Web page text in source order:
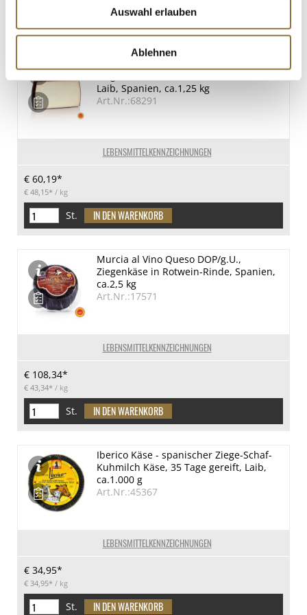
Auswahl erlauben
Ablehnen
LEBENSMITTELKENNZEICHNUNGEN
Laib, Spanien, ca.1,25 kg
Art.Nr.:68291
€ 60,19*
€ 48,15* / kg
St.
LEBENSMITTELKENNZEICHNUNGEN
Murcia al Vino Queso DOP/g.U.,
Ziegenkäse in Rotwein-Rinde, Spanien,
ca.2,5 kg
Art.Nr.:17571
€ 108,34*
€ 43,34* / kg
St.
LEBENSMITTELKENNZEICHNUNGEN
Iberico Käse - spanischer Ziege-Schaf-
Kuhmilch Käse, 35 Tage gereift, Laib,
ca.1.000 g
Art.Nr.:45367
€ 34,95*
€ 34,95* / kg
St.